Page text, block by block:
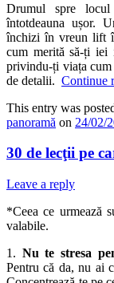
Drumul spre
întotdeauna ușor.
închizi în vreun lift
cum merită să-ți iei
privindu-ți viața cum
de detalii. Continue
This entry was
panoramă on 24/02/
30 de lecţii pe
Leave a reply
*Ceea ce urmează
valabile.
1. Nu te stresa
Pentru că da, nu ai